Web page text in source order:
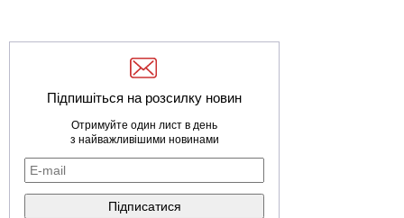
Підпишіться на розсилку новин
Отримуйте один лист в день
з найважливішими новинами